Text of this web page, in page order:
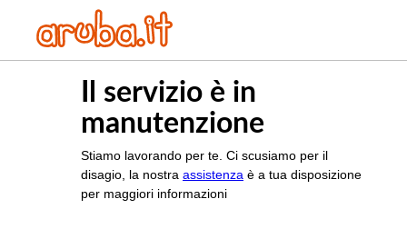
Il servizio è in
manutenzione
Stiamo lavorando per te. Ci scusiamo per il
disagio, la nostra assistenza è a tua disposizione
per maggiori informazioni